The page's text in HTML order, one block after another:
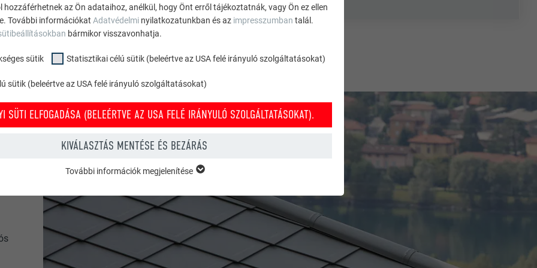
hozzáférhetnek az Ön adataihoz, anélkül, hogy Önt erről tájékoztatnák, vagy Ön ez ellen
További információkat Adatvédelmi nyilatkozatunkban és az impresszumban talál.
bármikor visszavonhatja.
sütik Statisztikai célú sütik (beleértve az USA felé irányuló szolgáltatásokat)
sütik (beleértve az USA felé irányuló szolgáltatásokat)
SÜTI ELFOGADÁSA (BELEÉRTVE AZ USA FELÉ IRÁNYULÓ SZOLGÁLTATÁSOKAT).
KIVÁLASZTÁS MENTÉSE ÉS BEZÁRÁS
biztosítható, hogy a weboldal kifogástalanul működjön.
PHPSESSID
PHP
Süti információk megjelenítése
SÜTIK (BELEÉRTVE AZ USA FELÉ IRÁNYULÓ SZOLGÁLTATÁSOKAT)
További információk megjelenítése